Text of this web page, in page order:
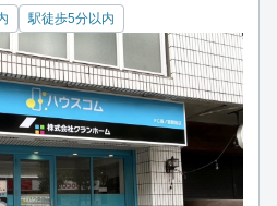
駅徒歩5分以内